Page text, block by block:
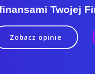
Twojej
Zobacz opinie